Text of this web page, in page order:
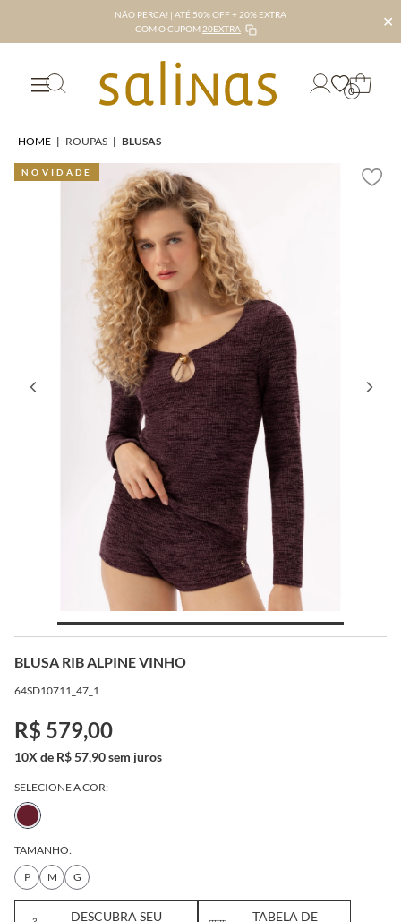
NÃO PERCA! | ATÉ 50% OFF + 20% EXTRA
COM O CUPOM 20EXTRA ✕
0
HOME | ROUPAS | BLUSAS
NOVIDADE
BLUSA RIB ALPINE VINHO
64SD10711_47_1
R$ 579,00
10X de R$ 57,90 sem juros
SELECIONE A COR:
TAMANHO:
P
M G
DESCUBRA SEU
TABELA DE